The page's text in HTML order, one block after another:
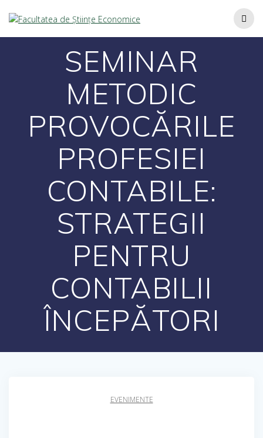
SEMINAR
METODIC
PROVOCĂRILE
PROFESIEI
CONTABILE:
STRATEGII
PENTRU
CONTABILII
ÎNCEPĂTORI
EVENIMENTE